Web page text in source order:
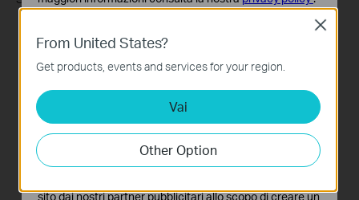
From United States?
Get products, events and services for your region.
Vai
Other Option
Close
Questi cookies sono necessari per il corretto
funzionamento del sito e non possono essere disattivati
nel tuo sistema.
Analytics e Marketing Cookies
I cookies analitici ci permettono di analizzare le tue
attività sul nostro sito allo scopo di migliorarne le
funzionalità.
sito dai nostri partner pubblicitari allo scopo di creare un